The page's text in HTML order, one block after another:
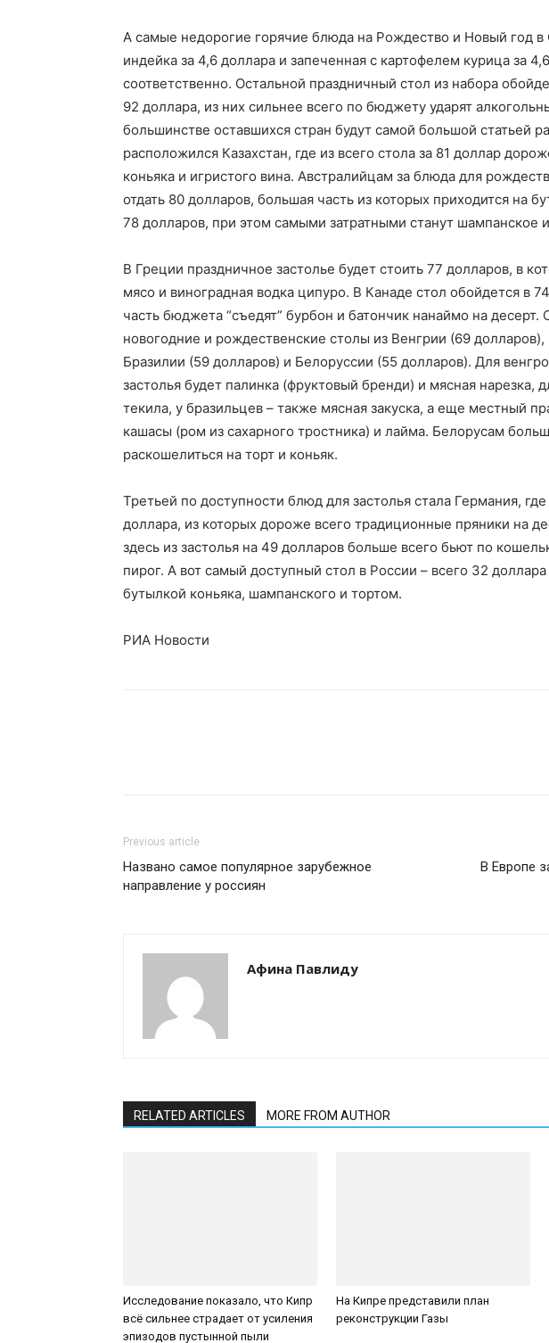
А самые недорогие горячие блюда на Рождество и Новый год
индейка за 4,6 доллара и запеченная с картофелем курица за
соответственно. Остальной праздничный стол из набора
92 доллара, из них сильнее всего по бюджету ударят
большинстве оставшихся стран будут самой большой статьей
расположился Казахстан, где из всего стола за 81 доллар
коньяка и игристого вина. Австралийцам за блюда для
отдать 80 долларов, большая часть из которых приходится на
78 долларов, при этом самыми затратными станут шампанское
В Греции праздничное застолье будет стоить 77 долларов, в
мясо и виноградная водка ципуро. В Канаде стол обойдется в
часть бюджета “съедят” бурбон и батончик нанаймо на
новогодние и рождественские столы из Венгрии (69
Бразилии (59 долларов) и Белоруссии (55 долларов). Для
застолья будет палинка (фруктовый бренди) и мясная нарезка,
текила, у бразильцев – также мясная закуска, а еще местный
кашасы (ром из сахарного тростника) и лайма. Белорусам
раскошелиться на торт и коньяк.
Третьей по доступности блюд для застолья стала Германия,
доллара, из которых дороже всего традиционные пряники на
здесь из застолья на 49 долларов больше всего бьют по
пирог. А вот самый доступный стол в России – всего 32
бутылкой коньяка, шампанского и тортом.
РИА Новости
Previous article
Названо самое популярное зарубежное
направление у россиян
В Европе
Афина Павлиду
RELATED ARTICLES MORE FROM AUTHOR
Исследование показало, что Кипр
всё сильнее страдает от усиления
эпизодов пустынной пыли
На Кипре представили план
реконструкции Газы